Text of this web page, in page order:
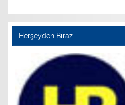
Herşeyden Biraz